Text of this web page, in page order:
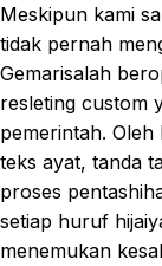
Meskipun kami
tidak pernah
Gemarisalah
resleting custom
pemerintah. Oleh
teks ayat, tanda
proses
setiap huruf
menemukan